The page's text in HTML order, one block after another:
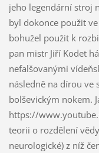
jeho legendární stroj
byl dokonce použit
bohužel použit k
pan mistr Jiří Kodet
nefalšovanými
následně na dírou ve
bolševickým nokem.
https://
teorii o rozdělení
neurologické) z níž